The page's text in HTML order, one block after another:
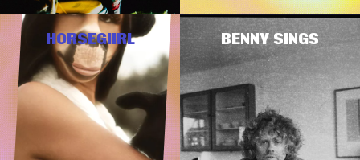
HORSEGIIRL BENNY SINGS